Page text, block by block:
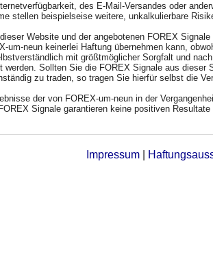
des E-Mail-Versandes oder
stellen beispielseise weitere, unkalkulierbare
Website und der angebotenen FOREX
um-neun keinerlei Haftung übernehmen kann,
mit größtmöglicher Sorgfalt und
werden. Sollten Sie die FOREX Signale aus dieser
zu traden, so tragen Sie hierfür selbst die
der von FOREX-um-neun in der
Signale garantieren keine positiven Resultate
Impressum